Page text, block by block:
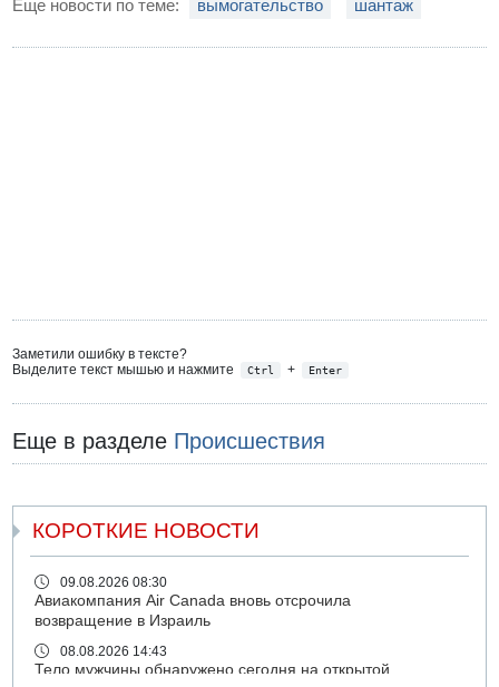
Еще новости по теме: вымогательство шантаж
Заметили ошибку в тексте?
Выделите текст мышью и нажмите
Ctrl + Enter
Еще в разделе Происшествия
КОРОТКИЕ НОВОСТИ
09.08.2026 08:30
Авиакомпания Air Canada вновь отсрочила
возвращение в Израиль
08.08.2026 14:43
Тело мужчины обнаружено сегодня на открытой